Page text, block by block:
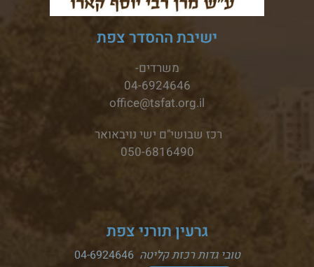
ישיבת ההסדר צפת
משרדים-
04-6924646
office@tsfat.org.il
רכז שבושי"ם ישי נויבאואר
050-6816490
גרעין תורני צפת
טובי גדות רכזת קליטה 04-6924646